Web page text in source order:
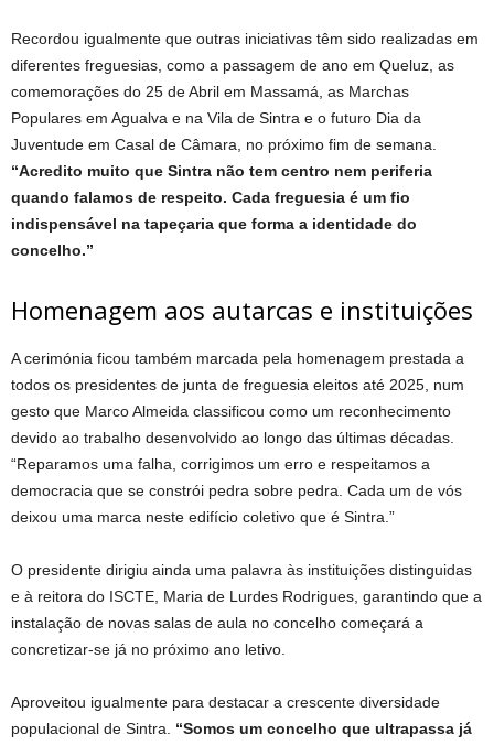
Recordou igualmente que outras iniciativas têm sido realizadas em
diferentes freguesias, como a passagem de ano em Queluz, as
comemorações do 25 de Abril em Massamá, as Marchas
Populares em Agualva e na Vila de Sintra e o futuro Dia da
Juventude em Casal de Câmara, no próximo fim de semana.
“Acredito muito que Sintra não tem centro nem periferia
quando falamos de respeito. Cada freguesia é um fio
indispensável na tapeçaria que forma a identidade do
concelho.”
Homenagem aos autarcas e instituições
A cerimónia ficou também marcada pela homenagem prestada a
todos os presidentes de junta de freguesia eleitos até 2025, num
gesto que Marco Almeida classificou como um reconhecimento
devido ao trabalho desenvolvido ao longo das últimas décadas.
“Reparamos uma falha, corrigimos um erro e respeitamos a
democracia que se constrói pedra sobre pedra. Cada um de vós
deixou uma marca neste edifício coletivo que é Sintra.”
O presidente dirigiu ainda uma palavra às instituições distinguidas
e à reitora do ISCTE, Maria de Lurdes Rodrigues, garantindo que a
instalação de novas salas de aula no concelho começará a
concretizar-se já no próximo ano letivo.
Aproveitou igualmente para destacar a crescente diversidade
populacional de Sintra. “Somos um concelho que ultrapassa já